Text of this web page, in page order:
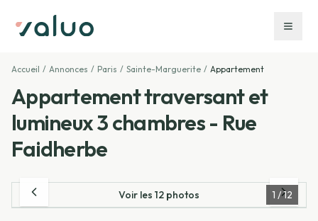
Accueil / Annonces / Paris / Sainte-Marguerite / Appartement
Appartement traversant et
lumineux 3 chambres - Rue
Faidherbe
1 /12
Voir les 12 photos